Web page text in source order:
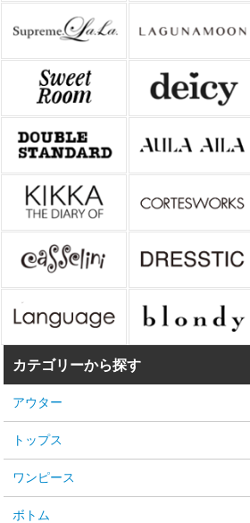
カテゴリーから探す
アウター
トップス
ワンピース
ボトム